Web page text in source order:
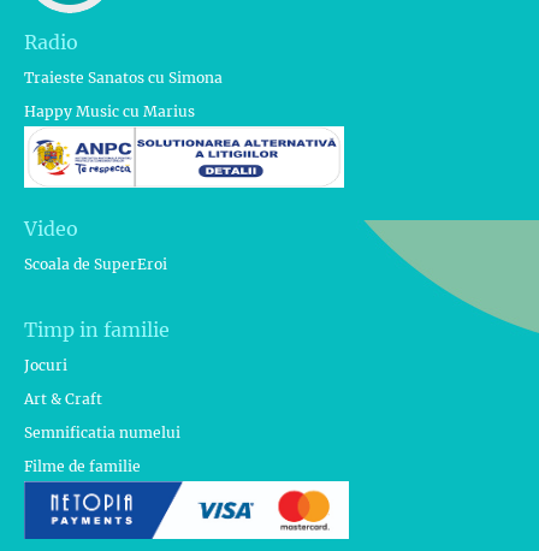
Radio
Traieste Sanatos cu Simona
Happy Music cu Marius
Video
Scoala de SuperEroi
Timp in familie
Jocuri
Art & Craft
Semnificatia numelui
Filme de familie